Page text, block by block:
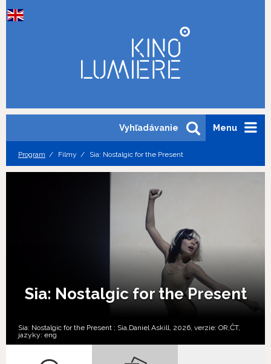
Menu
Vyhľadávanie
Program Filmy Sia: Nostalgic for the Present
Sia: Nostalgic for the Present
Sia: Nostalgic for the Present ; Sia,Daniel Askill, 2026, verzie: OR, ČT,
jazyky: eng